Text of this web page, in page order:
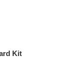
Kit